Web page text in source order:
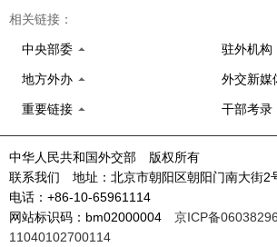
相关链接：
中央部委 驻外机构
地方外办 外交新媒
重要链接 干部考录
中华人民共和国外交部 版权所有
联系我们 地址：北京市朝阳区朝阳门南大街
电话：+86-10-65961114
网站标识码：bm02000004 京ICP备
11040102700114